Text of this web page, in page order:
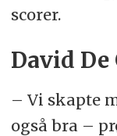
scorer.
David De
– Vi skapte
også bra –